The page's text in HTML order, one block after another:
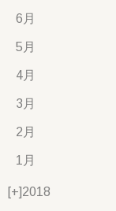
6月
5月
4月
3月
2月
1月
[+]2018